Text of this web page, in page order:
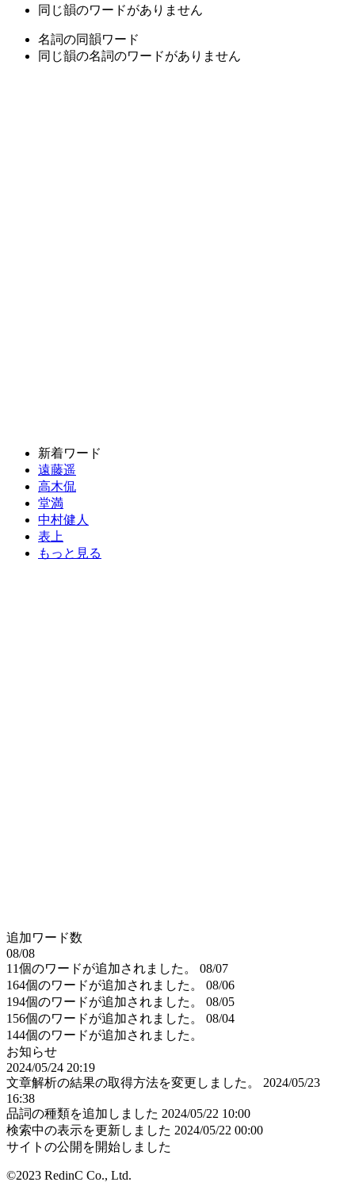
同じ韻のワードがありません
名詞の同韻ワード
同じ韻の名詞のワードがありません
新着ワード
遠藤遥
高木侃
堂満
中村健人
表上
もっと見る
追加ワード数
08/08
11個のワードが追加されました。
08/07
164個のワードが追加されました。
08/06
194個のワードが追加されました。
08/05
156個のワードが追加されました。
08/04
144個のワードが追加されました。
お知らせ
2024/05/24 20:19
文章解析の結果の取得方法を変更しました。
2024/05/23
16:38
品詞の種類を追加しました 2024/05/22 10:00
検索中の表示を更新しました 2024/05/22 00:00
サイトの公開を開始しました
©2023 RedinC Co., Ltd.